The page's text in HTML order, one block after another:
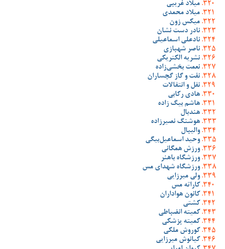
میلاد غریبی
میلاد محمدی
میکس زون
نادر دست نشان
نادعلی اسماعیلی
ناصر شهبازی
نشریه الکتریکی
نعمت بخشی‌زاده
نفت و گاز گچساران
نقل و انتقالات
هادی رکابی
هاشم بیگ زاده
هندبال
هوشنگ نصیرزاده
والیبال
وحید اسماعیل‌بیگی
ورزش همگانی
ورزشگاه باهنر
ورزشگاه شهدای مس
ولی میرزایی
کاراته مس
کانون هواداران
کشتی
کمیته انضباطی
کمیته پزشکی
کوروش ملکی
کیانوش میرزایی